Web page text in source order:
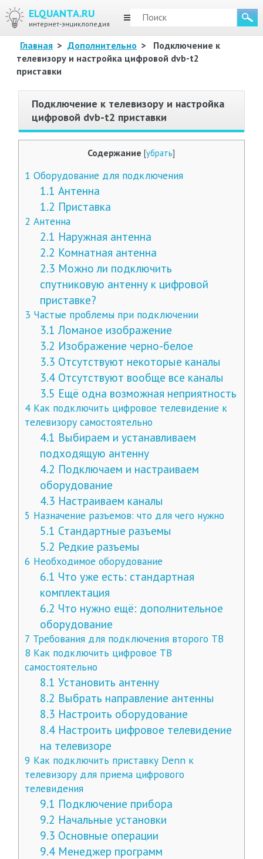
ELQUANTA.RU
интернет-энциклопедия
МЕНЮ
Главная > Дополнительно >
Подключение к
телевизору и настройка цифровой dvb-t2
приставки
Подключение к телевизору и настройка
цифровой dvb-t2 приставки
Содержание [убрать]
1 Оборудование для подключения
1.1 Антенна
1.2 Приставка
2 Антенна
2.1 Наружная антенна
2.2 Комнатная антенна
2.3 Можно ли подключить
спутниковую антенну к цифровой
приставке?
3 Частые проблемы при подключении
3.1 Ломаное изображение
3.2 Изображение черно-белое
3.3 Отсутствуют некоторые каналы
3.4 Отсутствуют вообще все каналы
3.5 Ещё одна возможная неприятность
4Как подключить цифровое телевидение к
телевизору самостоятельно
4.1 Выбираем и устанавливаем
подходящую антенну
4.2 Подключаем и настраиваем
оборудование
4.3 Настраиваем каналы
5 Назначение разъемов: что для чего нужно
5.1 Стандартные разъемы
5.2 Редкие разъемы
6 Необходимое оборудование
6.1 Что уже есть: стандартная
комплектация
6.2 Что нужно ещё: дополнительное
оборудование
7 Требования для подключения второго ТВ
8 Как подключить цифровое ТВ
самостоятельно
8.1 Установить антенну
8.2 Выбрать направление антенны
8.3 Настроить оборудование
8.4 Настроить цифровое телевидение
на телевизоре
9 Как подключить приставку Denn к
телевизору для приема цифрового
телевидения
9.1 Подключение прибора
9.2 Начальные установки
9.3 Основные операции
9.4 Менеджер программ